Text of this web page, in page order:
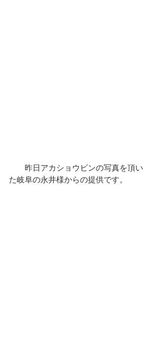
昨日アカショウビンの写真を頂い
た岐阜の永井様からの提供です。